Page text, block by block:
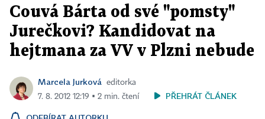
Couvá Bárta od své "pomsty"
Jurečkovi? Kandidovat na
hejtmana za VV v Plzni nebude
Marcela Jurková
editorka
7. 8. 2012 12:19 ▪ 2 min. čtení
PŘEHRÁT ČLÁNEK